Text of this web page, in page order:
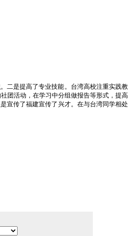
二是提高了专业技能。台湾高校注重实践教
团活动，在学习中分组做报告等形式，提高
宣传了福建宣传了兴才。在与台湾同学相处